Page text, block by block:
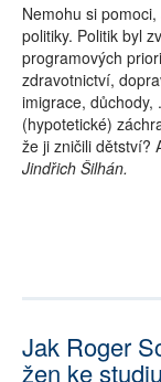
Nemohu si
politiky. Politik byl
programových
zdravotnictví,
imigrace, důchody,
(hypotetické)
že ji zničili dětství?
Jindřich Šilhán.
Jak Roger
žen ke